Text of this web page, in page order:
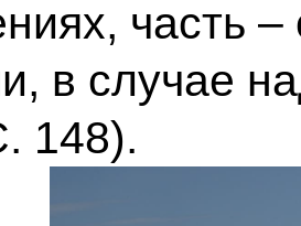
часть
в случае
148).